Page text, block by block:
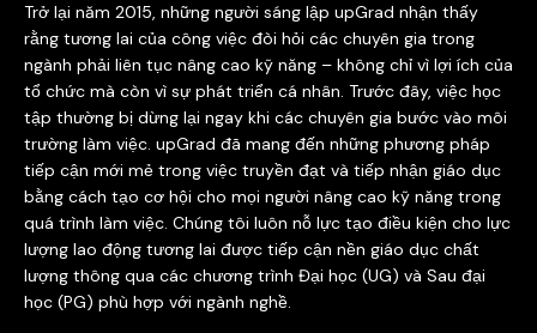
Trở lại năm 2015, những người sáng lập upGrad nhận thấy
rằng tương lai của công việc đòi hỏi các chuyên gia trong
ngành phải liên tục nâng cao kỹ năng – không chỉ vì lợi ích của
tổ chức mà còn vì sự phát triển cá nhân. Trước đây, việc học
tập thường bị dừng lại ngay khi các chuyên gia bước vào môi
trường làm việc. upGrad đã mang đến những phương pháp
tiếp cận mới mẻ trong việc truyền đạt và tiếp nhận giáo dục
bằng cách tạo cơ hội cho mọi người nâng cao kỹ năng trong
quá trình làm việc. Chúng tôi luôn nỗ lực tạo điều kiện cho lực
lượng lao động tương lai được tiếp cận nền giáo dục chất
lượng thông qua các chương trình Đại học (UG) và Sau đại
học (PG) phù hợp với ngành nghề.